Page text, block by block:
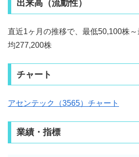
出来高（流動性）
直近1ヶ月の推移で、最低50,100株
均277,200株
チャート
アセンテック（3565）チャート
業績・指標